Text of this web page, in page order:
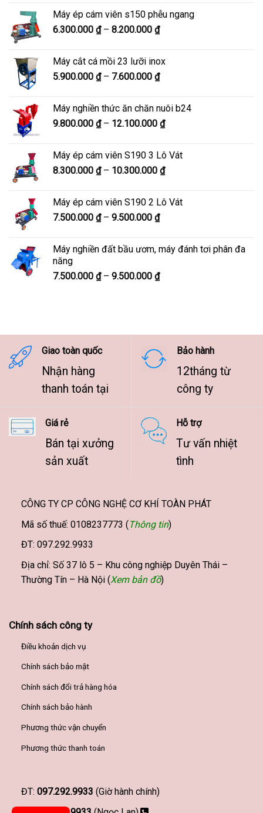
từ
6.900.000 ₫
đến
Máy ép cám viên s150 phễu ngang
6.300.000 ₫ – 8.200.000 ₫Khoảng
6.300.000 ₫
đến
Máy cắt cá mồi 23 lưỡi inox
5.900.000 ₫ – 7.600.000 ₫Khoảng
5.900.000 ₫
đến
Máy nghiền thức ăn chăn nuôi b24
9.800.000 ₫ – 12.100.000 ₫Khoảng
9.800.000 ₫
đến
Máy ép cám viên S190 3 Lô Vát
8.300.000 ₫ – 10.300.000 ₫Khoảng
8.300.000 ₫
Máy ép cám viên S190 2 Lô Vát
7.500.000 ₫ – 9.500.000 ₫Khoảng
7.500.000 ₫
9.500.000 ₫
Máy nghiền đất bầu ươm, máy đánh tơi phân đa
năng
7.500.000 ₫ – 9.500.000 ₫Khoảng
9.500.000 ₫
Giao toàn quốc
Nhận hàng
thanh toán tại
Bảo hành
12tháng từ
công ty
Giá rẻ
Bán tại xưởng
sản xuất
Hỗ trợ
Tư vấn nhiệt
tình
CÔNG TY CP CÔNG NGHỆ CƠ KHÍ TOÀN PHÁT
Mã số thuế: 0108237773 (Thông tin)
ĐT: 097.292.9933
Địa chỉ: Số 37 lô 5 – Khu công nghiệp Duyên Thái –
Thường Tín – Hà Nội (Xem bản đồ)
Chính sách công ty
Điều khoản dịch vụ
Chính sách bảo mật
Chính sách đổi trả hàng hóa
Chính sách bảo hành
Phương thức vận chuyển
Phương thức thanh toán
ĐT: 097.292.9933 (Giờ hành chính)